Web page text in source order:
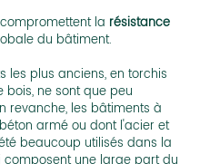
la résistance
du bâtiment.
les plus anciens, en torchis
bois, ne sont que peu
revanche, les bâtiments à
armé ou dont l'acier et
beaucoup utilisés dans la